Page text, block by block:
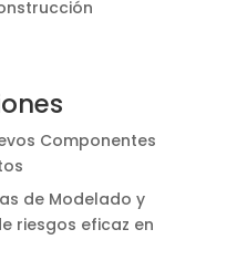
Componentes
de Modelado y
riesgos eficaz en